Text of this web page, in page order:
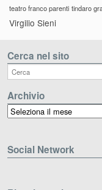
teatro franco parenti tindaro
Virgilio Sieni
Cerca nel sito
Archivio
Archivio
Social Network